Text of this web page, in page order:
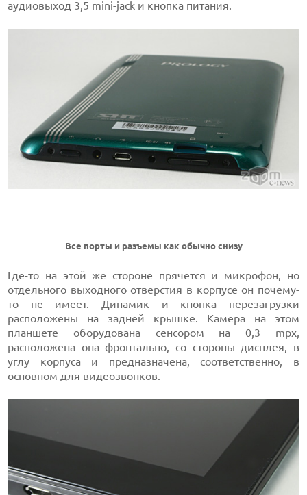
аудиовыход 3,5 mini-jack и кнопка питания.
Все порты и разъемы как обычно снизу
Где-то на этой же стороне прячется и микрофон, но
отдельного выходного отверстия в корпусе он почему-
то не имеет. Динамик и кнопка перезагрузки
расположены на задней крышке. Камера на этом
планшете оборудована сенсором на 0,3 mpx,
расположена она фронтально, со стороны дисплея, в
углу корпуса и предназначена, соответственно, в
основном для видеозвонков.